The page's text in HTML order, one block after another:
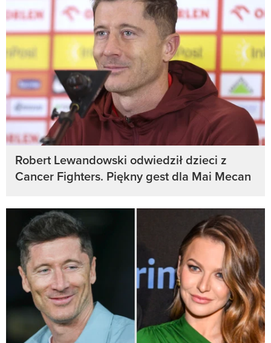
Robert Lewandowski odwiedził dzieci z
Cancer Fighters. Piękny gest dla Mai Mecan